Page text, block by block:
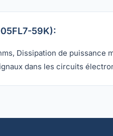
59K):
Dissipation de puissance
dans les circuits